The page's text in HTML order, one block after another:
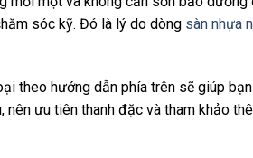
sóc kỹ. Đó là lý do dòng sàn nhựa
theo hướng dẫn phía trên sẽ giúp
nên ưu tiên thanh đặc và tham khảo